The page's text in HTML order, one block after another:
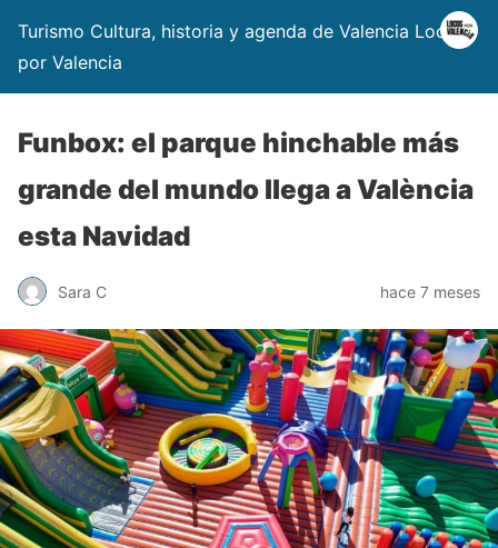
Turismo Cultura, historia y agenda de Valencia Locos
por Valencia
Funbox: el parque hinchable más
grande del mundo llega a València
esta Navidad
Sara C hace 7 meses